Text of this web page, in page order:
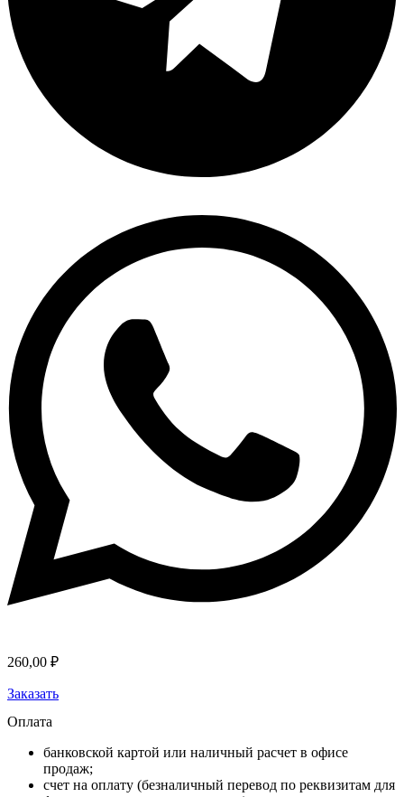
260,00 ₽
Заказать
Оплата
банковской картой или наличный расчет в офисе
продаж;
счет на оплату (безналичный перевод по реквизитам для